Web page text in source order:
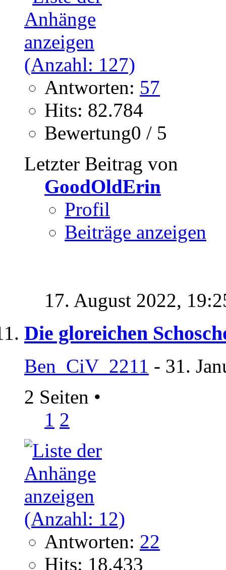
Antworten: 57
Hits: 82.784
Bewertung0 / 5
Letzter Beitrag von
GoodOldErin
Profil
Beiträge anzeigen
17. August 2022,
Die gloreichen
Ben_CiV_2211 - 31.
2 Seiten •
1 2
Antworten: 22
Hits: 18.433